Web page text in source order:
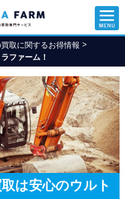
取に関するお得情報 >
ファーム！
は安心のウルト